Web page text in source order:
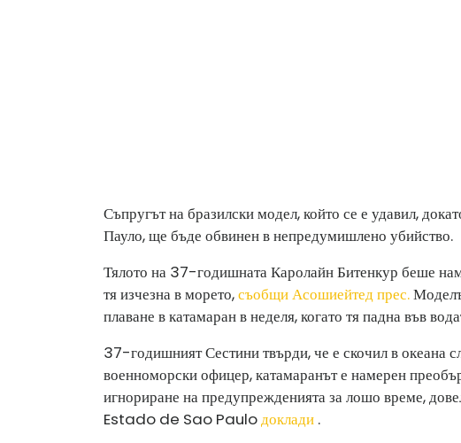
Съпругът на бразилски модел, който се е удавил,
Пауло, ще бъде обвинен в непредумишлено убийство.
Тялото на 37-годишната Каролайн Битенкур беше
тя изчезна в морето,съобщи Асошиейтед прес.
плаване в катамаран в неделя, когато тя падна във
37-годишният Сестини твърди, че е скочил в океана
военноморски офицер, катамаранът е намерен
игнориране на предупрежденията за лошо време,
Estado de Sao Pauloдоклади .